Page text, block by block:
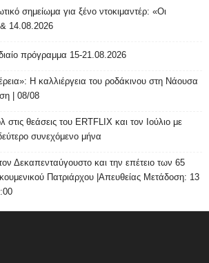
σημείωμα για ξένο ντοκιμαντέρ: «Οι
14.08.2026
πρόγραμμα 15-21.08.2026
Η καλλιέργεια του ροδάκινου στη Νάουσα
| 08/08
θεάσεις του ERTFLIX και τον Ιούλιο με
συνεχόμενο μήνα
Δεκαπενταύγουστο και την επέτειο των 65
Πατριάρχου |Απευθείας Μετάδοση: 13